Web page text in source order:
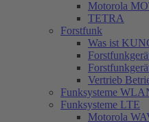
Motorola
TETRA
Forstfunk
Was ist
Vertrieb
Funksysteme
Funksysteme LTE
Motorola